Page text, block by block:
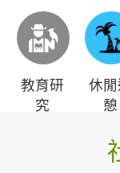
教育研
究
休閒
憩